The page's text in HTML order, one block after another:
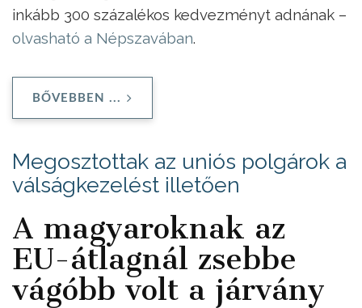
inkább 300 százalékos kedvezményt adnának –
olvasható a Népszavában.
BŐVEBBEN ...
Megosztottak az uniós polgárok a
válságkezelést illetően
A magyaroknak az
EU-átlagnál zsebbe
vágóbb volt a járvány